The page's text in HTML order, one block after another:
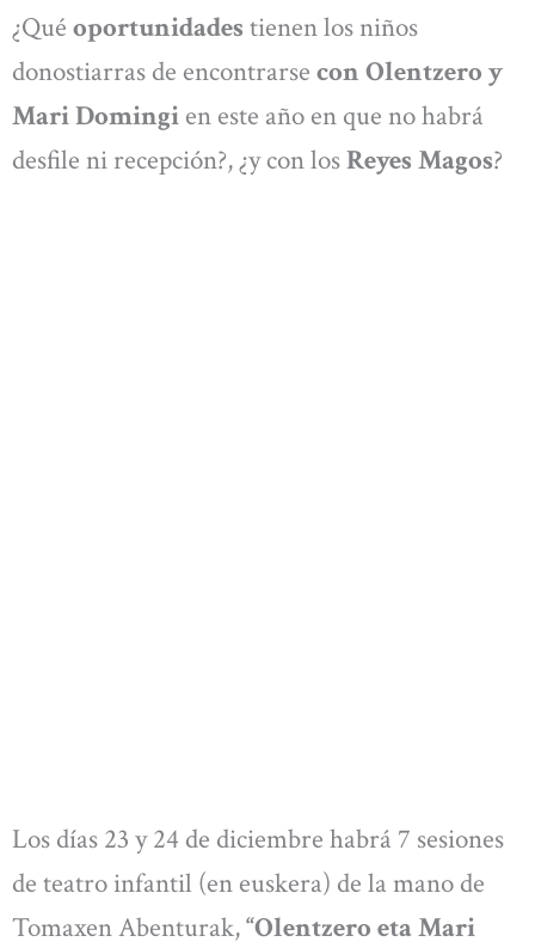
¿Qué oportunidades tienen los niños
donostiarras de encontrarse con Olentzero y
Mari Domingi en este año en que no habrá
desfile ni recepción?, ¿y con losReyes Magos?
Los días 23 y 24 de diciembre habrá 7 sesiones
de teatro infantil (en euskera) de la mano de
Tomaxen Abenturak,“Olentzero eta Mari